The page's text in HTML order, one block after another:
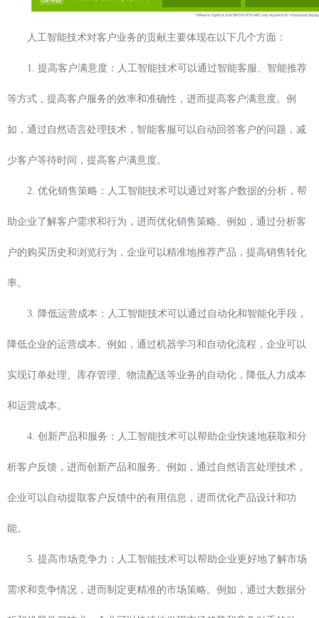
人工智能技术对客户业务的贡献主要体现在以下几个方面：
1. 提高客户满意度：人工智能技术可以通过智能客服、智能推荐
等方式，提高客户服务的效率和准确性，进而提高客户满意度。例
如，通过自然语言处理技术，智能客服可以自动回答客户的问题，减
少客户等待时间，提高客户满意度。
2. 优化销售策略：人工智能技术可以通过对客户数据的分析，帮
助企业了解客户需求和行为，进而优化销售策略。例如，通过分析客
户的购买历史和浏览行为，企业可以精准地推荐产品，提高销售转化
率。
3. 降低运营成本：人工智能技术可以通过自动化和智能化手段，
降低企业的运营成本。例如，通过机器学习和自动化流程，企业可以
实现订单处理、库存管理、物流配送等业务的自动化，降低人力成本
和运营成本。
4. 创新产品和服务：人工智能技术可以帮助企业快速地获取和分
析客户反馈，进而创新产品和服务。例如，通过自然语言处理技术，
企业可以自动提取客户反馈中的有用信息，进而优化产品设计和功
能。
5. 提高市场竞争力：人工智能技术可以帮助企业更好地了解市场
需求和竞争情况，进而制定更精准的市场策略。例如，通过大数据分